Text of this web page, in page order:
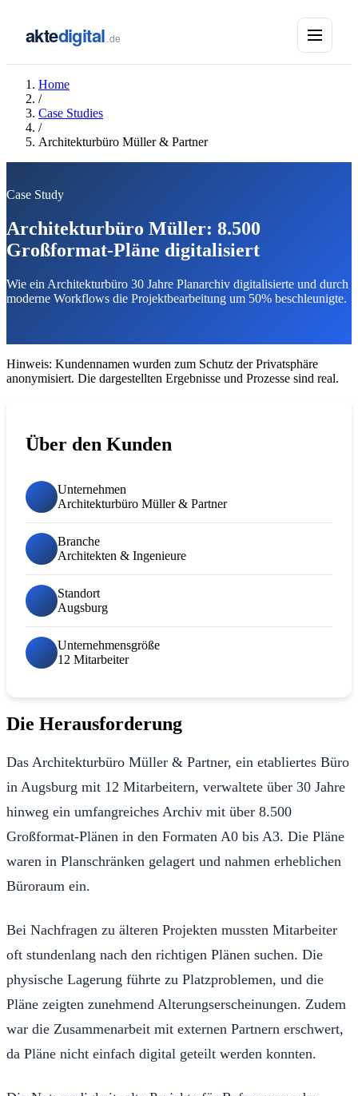
aktedigital.de
Home
/
Case Studies
/
Architekturbüro Müller & Partner
Case Study
Architekturbüro Müller: 8.500
Großformat-Pläne digitalisiert
Wie ein Architekturbüro 30 Jahre Planarchiv digitalisierte und durch
moderne Workflows die Projektbearbeitung um 50% beschleunigte.
Hinweis: Kundennamen wurden zum Schutz der Privatsphäre
anonymisiert. Die dargestellten Ergebnisse und Prozesse sind real.
Über den Kunden
Unternehmen
Architekturbüro Müller & Partner
Branche
Architekten & Ingenieure
Standort
Augsburg
Unternehmensgröße
12 Mitarbeiter
Die Herausforderung
Das Architekturbüro Müller & Partner, ein etabliertes Büro
in Augsburg mit 12 Mitarbeitern, verwaltete über 30 Jahre
hinweg ein umfangreiches Archiv mit über 8.500
Großformat-Plänen in den Formaten A0 bis A3. Die Pläne
waren in Planschränken gelagert und nahmen erheblichen
Büroraum ein.
Bei Nachfragen zu älteren Projekten mussten Mitarbeiter
oft stundenlang nach den richtigen Plänen suchen. Die
physische Lagerung führte zu Platzproblemen, und die
Pläne zeigten zunehmend Alterungserscheinungen. Zudem
war die Zusammenarbeit mit externen Partnern erschwert,
da Pläne nicht einfach digital geteilt werden konnten.